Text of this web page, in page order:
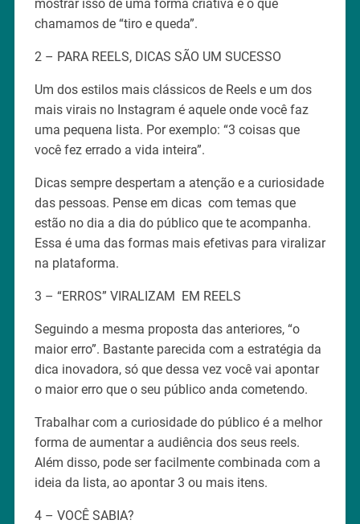
mostrar isso de uma forma criativa é o que
chamamos de “tiro e queda”.
2 – PARA REELS, DICAS SÃO UM SUCESSO
Um dos estilos mais clássicos de Reels e um dos
mais virais no Instagram é aquele onde você faz
uma pequena lista. Por exemplo: “3 coisas que
você fez errado a vida inteira”.
Dicas sempre despertam a atenção e a curiosidade
das pessoas. Pense em dicas com temas que
estão no dia a dia do público que te acompanha.
Essa é uma das formas mais efetivas para viralizar
na plataforma.
3 – “ERROS” VIRALIZAM EM REELS
Seguindo a mesma proposta das anteriores, “o
maior erro”. Bastante parecida com a estratégia da
dica inovadora, só que dessa vez você vai apontar
o maior erro que o seu público anda cometendo.
Trabalhar com a curiosidade do público é a melhor
forma de aumentar a audiência dos seus reels.
Além disso, pode ser facilmente combinada com a
ideia da lista, ao apontar 3 ou mais itens.
4 – VOCÊ SABIA?